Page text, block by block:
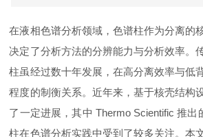
在液相色谱分析领域，色谱柱作为分离的
决定了分析方法的分辨能力与分析效率。
柱虽经过数十年发展，在高分离效率与低
程度的制衡关系。近年来，基于核壳结构
了一定进展，其中 Thermo Scientific 推出
柱在色谱分析实践中受到了较多关注。本